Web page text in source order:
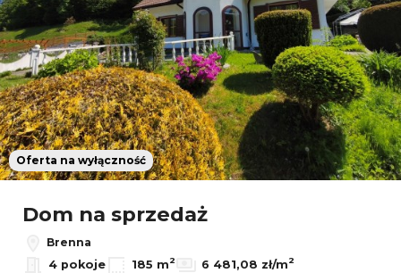
Oferta na wyłączność
Dom na sprzedaż
Brenna
4 pokoje
185 m2 6 481,08 zł/m2